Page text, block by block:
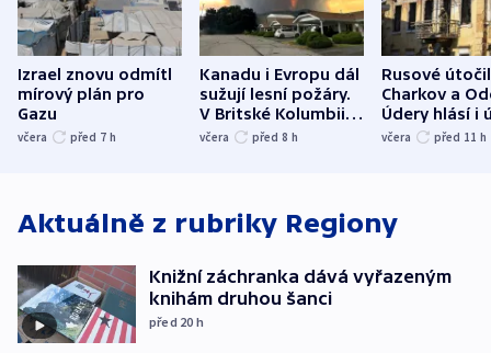
Izrael znovu odmítl
mírový plán pro
Gazu
včera před 7 h
Kanadu i Evropu dál
sužují lesní požáry.
V Britské Kolumbii
evakuovali tisíce lidí
včera před 8 h
Rusové
Charkov a
Údery hlásí i
Bělgorodu
včera před 11 h
Aktuálně z rubriky Regiony
Knižní záchranka dává vyřazeným
knihám druhou šanci
před 20 h